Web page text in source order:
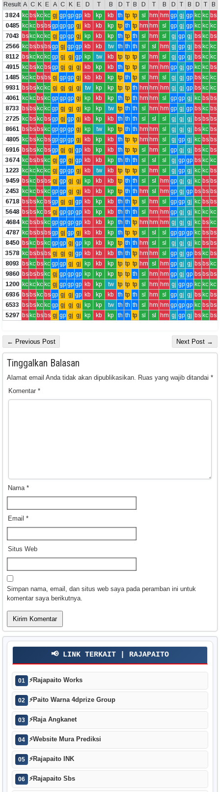
Result A C K E A C K E D T B D T B D T B D T B D T
B
3824 kc bskc kc gj gp gp gp kb kp kb th tp tp sl hm hm gp gj gp kc kc bs
0485 kc kc bsbsgp gp gp gj kb kb kp tp th tp hm hm sl gp gj gp kc kc kc
7043 bskc kc kc gj gp gp gj kp kb kp th tp th sl hm sl gj gp gj bs kc bs
2566 kc bsbsbsgp gj gp gp kb kb tw th th th sl sl hm gj gp gj bs kc kc
8112 bskc kc kc gp gj gj gp kp tw kb tp tp tp sl hm sl gj gp gj bs kc kc
4915 kc bskc bsgp gj gj gj kb kp kb th tp tp sl hm hm gp gj gp kc kc bs
1485 kc kc bsbs gj gp gp gj kb kb kp tp th tp sl hm sl gj gj gp bs kc kc
9931 bsbskc kc gj gj gj gj tw kp kp tp tp th hm hm hm gj gj gp bs kc kc
4061 kc kc bskc gp gp gp gj kp kb kp th tp th hm hm sl gp gp gj kc bs bs
8733 bsbskc kc gp gj gj gj kp kp tw tp th th sl hm hm gp gj gp bs kc bs
2725 kc bskc bsgp gj gp gj kb kp kb th th th sl sl sl gj gj gj bs bs bs
8661 bsbsbskc gp gp gp gj kp tw kp tp th th hm hm sl gj gj gj bs kc bs
4805 kc bskc bsgp gp gp gj kb kp kb th tp tp hm hm sl gj gp gj kc bs bs
6916 bsbskc bsgp gj gj gp kb kp kb th tp tp sl hm sl gp gj gj bs kc bs
3674 kc bsbskc gj gp gj gp kb kb kp th th th sl sl sl gj gp gp bs kc kc
1223 kc kc kc kc gj gp gp gj kb tw kb tp tp tp sl hm sl gj gp gj kc kc bs
9459 bskc bsbs gj gp gj gj kp kb kb tp th th sl sl hm gp gj gj kc bs bs
2453 kc kc bskc gp gp gj gj kb kb kp tp th th hm sl hm gp gj gp bs bs bs
6718 bsbskc bsgp gj gj gp kb kp kb th th tp sl hm sl gp gp gj kc bs bs
5648 bsbskc bs gj gp gp gp kb kp kb th th th sl hm hm gp gj gj kc kc kc
4684 kc bsbskc gp gp gp gp kb kb kp th th tp hm hm hm gj gj gj kc bs kc
4787 kc bsbsbsgp gj gp gj kb kb kp th tp tp sl sl sl gp gp gp kc bs bs
8450 bskc bskc gp gp gj gp kp kb kp tp th th hm sl sl gj gj gj kc bs bs
3578 kc bsbsbs gj gj gj gp kb kb kb th th tp hm hm sl gp gj gp bs kc bs
8093 bskc bskc gp gp gj gj kp kb kp tp tp tp hm sl hm gp gj gj bs bs kc
9860 bsbsbskc gj gp gp gp kp kp kp tp tp th sl hm hm gp gj gp bs bs bs
1200 kc kc kc kc gj gp gp gp kb kp tw tp tp tp sl hm hm gj gp gp kc kc kc
6936 bsbskc bsgp gj gj gp kb kp kb th tp th sl hm sl gp gj gj bs kc bs
6533 bsbskc kc gp gj gj gj kp kp tw th th th sl hm hm gp gp gp kc bs bs
5297 bskc bsbs gj gp gj gj kp kb kp th th tp sl sl hm gj gp gj bs kc bs
← Previous Post Next Post →
Tinggalkan Balasan
Alamat email Anda tidak akan dipublikasikan. Ruas yang wajib ditandai *
Komentar *
Nama *
Email *
Situs Web
Simpan nama, email, dan situs web saya pada peramban ini untuk
komentar saya berikutnya.
📢 LINK TERKAIT | RAJAPAITO
01 ⚡Rajapaito Works
02 ⚡Paito Warna 4dprize Group
03 ⚡Raja Angkanet
04 ⚡Website Mura Prediksi
05 ⚡Rajapaito INK
06 ⚡Rajapaito Sbs